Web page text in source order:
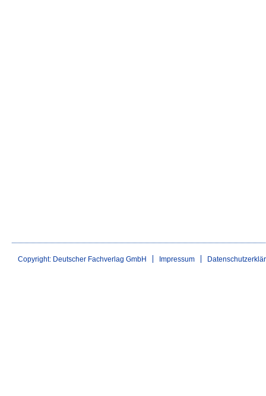
Copyright: Deutscher Fachverlag GmbH Impressum